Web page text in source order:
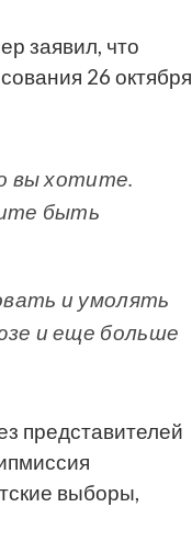
заявил, что
26 октября
вы хотите.
быть
и умолять
и еще больше
представителей
выборы,